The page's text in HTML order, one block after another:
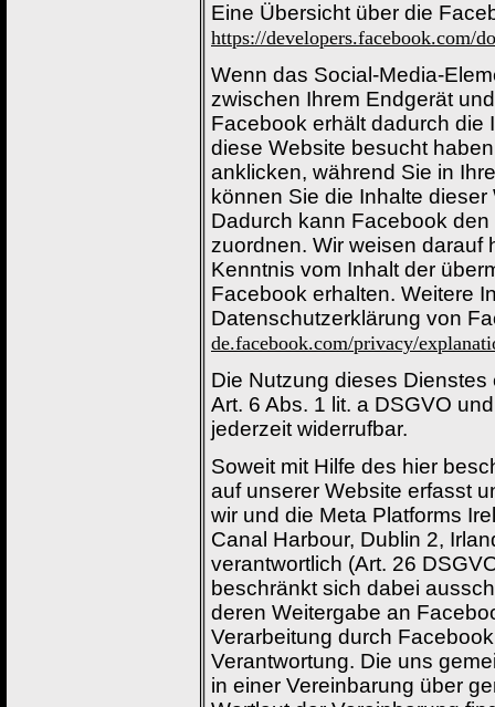
Eine Übersicht über die
https://developers.facebook.com/
Wenn das Social-Media-
zwischen Ihrem Endgerät
Facebook erhält dadurch die
diese Website besucht
anklicken, während Sie in
können Sie die Inhalte
Dadurch kann Facebook
zuordnen. Wir weisen darauf
Kenntnis vom Inhalt der
Facebook erhalten. Weitere
Datenschutzerklärung von
de.facebook.com/privacy/
Die Nutzung dieses
Art. 6 Abs. 1 lit. a DSGVO
jederzeit widerrufbar.
Soweit mit Hilfe des hier
auf unserer Website erfasst
wir und die Meta Platforms
Canal Harbour, Dublin 2,
verantwortlich (Art. 26
beschränkt sich dabei
deren Weitergabe an
Verarbeitung durch
Verantwortung. Die uns
in einer Vereinbarung über